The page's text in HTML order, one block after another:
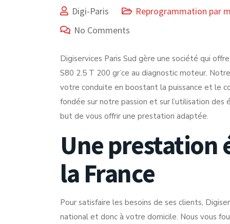
Digi-Paris
Reprogrammation par
No Comments
Digiservices Paris Sud gère une société qui
S80 2.5 T 200 gr’ce au diagnostic moteur.
votre conduite en boostant la puissance et le
fondée sur notre passion et sur l’utilisation
but de vous offrir une prestation adaptée.
Une prestation
la France
Pour satisfaire les besoins de ses clients,
national et donc à votre domicile. Nous vous